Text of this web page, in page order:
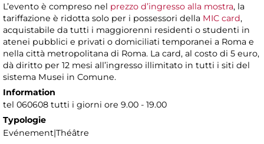
L’evento è compreso nel prezzo d’ingresso alla mostra, la
tariffazione è ridotta solo per i possessori della MIC card,
acquistabile da tutti i maggiorenni residenti o studenti in
atenei pubblici e privati o domiciliati temporanei a Roma e
nella città metropolitana di Roma. La card, al costo di 5 euro,
dà diritto per 12 mesi all’ingresso illimitato in tutti i siti del
sistema Musei in Comune.
Information
tel 060608 tutti i giorni ore 9.00 - 19.00
Typologie
Evénement|Théâtre